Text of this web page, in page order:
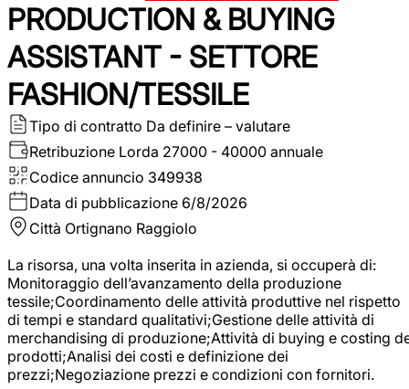
PRODUCTION & BUYING
ASSISTANT - SETTORE
FASHION/TESSILE
Tipo di contratto Da definire – valutare
Retribuzione Lorda 27000 - 40000 annuale
Codice annuncio 349938
Data di pubblicazione 6/8/2026
Città Ortignano Raggiolo
La risorsa, una volta inserita in azienda, si occuperà di:
Monitoraggio dell’avanzamento della produzione
tessile;Coordinamento delle attività produttive nel rispetto
di tempi e standard qualitativi;Gestione delle attività di
merchandising di produzione;Attività di buying e costing
prodotti;Analisi dei costi e definizione dei
prezzi;Negoziazione prezzi e condizioni con fornitori.